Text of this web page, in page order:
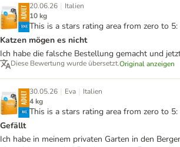
20.06.26 | Italien
10 kg
This is a stars rating area from zero to 5:
Katzen mögen es nicht
Ich habe die falsche Bestellung gemacht und
Diese Bewertung wurde übersetzt.Original anzeigen
30.05.26 | Eva | Italien
4 kg
This is a stars rating area from zero to 5:
Gefällt
Ich habe in meinem privaten Garten in den